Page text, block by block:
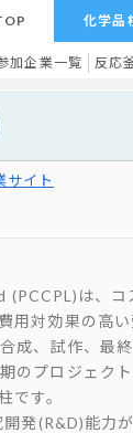
化学品
加企業一覧 反応
サイト
は、コ
用対効果の高
成、試作、最
のプロジェク
です。
発(R&D)能力